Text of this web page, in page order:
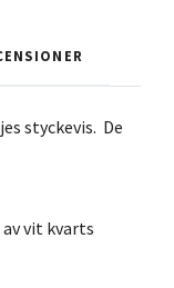
styckevis. De
vit kvarts